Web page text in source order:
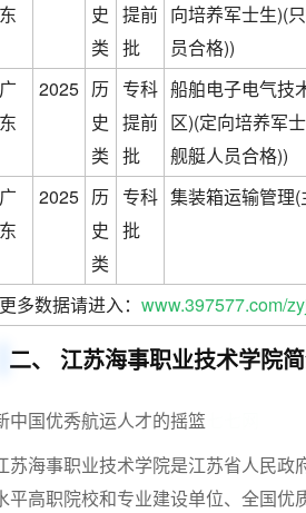
东
史
类
提前
批
向培养军士生)(
员合格))
广
东
2025 历
史
类
专科
提前
批
船舶电子电气技
区)(定向培养军
舰艇人员合格))
广
东
2025 历
史
类
专科
批
集装箱运输管理(
更多数据请进入： www.397577.com/
二、 江苏海事职业技术学院
中国优秀航运人才的摇篮
苏海事职业技术学院是江苏省人民
平高职院校和专业建设单位、全国